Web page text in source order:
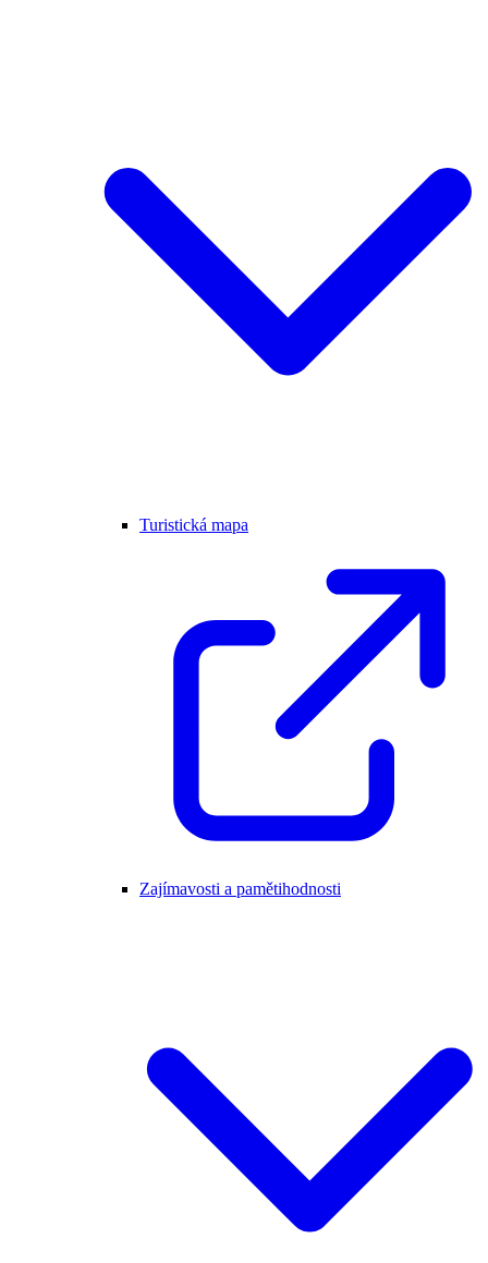
Turistická mapa
Zajímavosti a pamětihodnosti